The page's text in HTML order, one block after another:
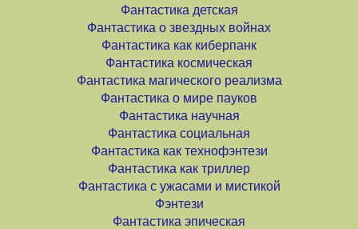
Фантастика детская
Фантастика о звездных войнах
Фантастика как киберпанк
Фантастика космическая
Фантастика магического реализма
Фантастика о мире пауков
Фантастика научная
Фантастика социальная
Фантастика как технофэнтези
Фантастика как триллер
Фантастика с ужасами и мистикой
Фэнтези
Фантастика эпическая